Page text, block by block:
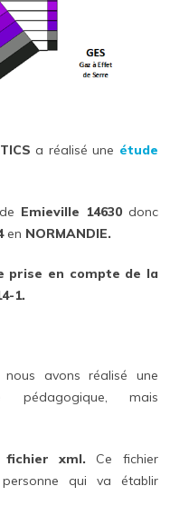
a réalisé une étude
Emieville 14630 donc
en NORMANDIE.
prise en compte de la
1.
nous avons réalisé une
pédagogique, mais
fichier xml. Ce fichier
qui va établir